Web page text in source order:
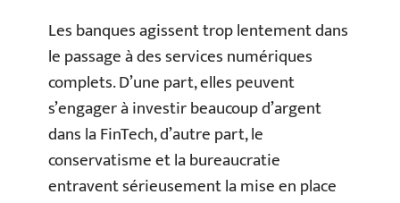
Les banques agissent trop lentement dans
le passage à des services numériques
complets. D’une part, elles peuvent
s’engager à investir beaucoup d’argent
dans la FinTech, d’autre part, le
conservatisme et la bureaucratie
entravent sérieusement la mise en place